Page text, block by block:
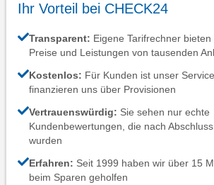
Ihr Vorteil bei CHECK24
Transparent: Eigene Tarifrechner
Preise und Leistungen von tausenden
Kostenlos: Für Kunden ist unser
finanzieren uns über Provisionen
Vertrauenswürdig: Sie sehen nur echte
Kundenbewertungen, die nach
wurden
Erfahren: Seit 1999 haben wir über 15
beim Sparen geholfen